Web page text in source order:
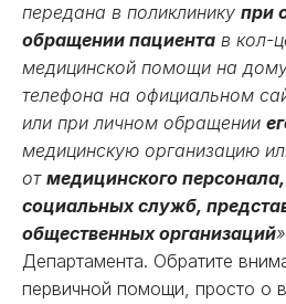
передана в поликлинику при
обращении пациента в кол-
медицинской помощи на
телефона на официальном
или при личном обращении
медицинскую организацию
от медицинского
социальных служб,
общественных организаций
Департамента. Обратите
первичной помощи, просто о